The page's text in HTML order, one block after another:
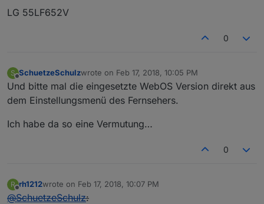
LG 55LF652V
0
S
Offline
SchuetzeSchulzwrote on Feb 17, 2018, 10:05 PM
last edited by
Und bitte mal die eingesetzte WebOS Version direkt aus
dem Einstellungsmenü des Fernsehers.
Ich habe da so eine Vermutung…
0
R
Offline
rh1212wrote on Feb 17, 2018, 10:07 PM
last edited by Feb 17, 2018, 11:18 PM
@SchuetzeSchulz: